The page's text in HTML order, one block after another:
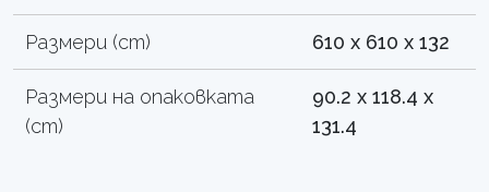
Размери (cm) 610 x 610 x 132
Размери на опаковката
(cm)
90.2 x 118.4 x
131.4